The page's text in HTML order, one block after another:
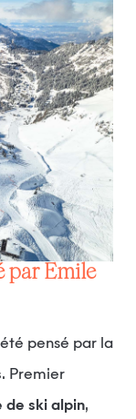
. Premier
de ski alpin,